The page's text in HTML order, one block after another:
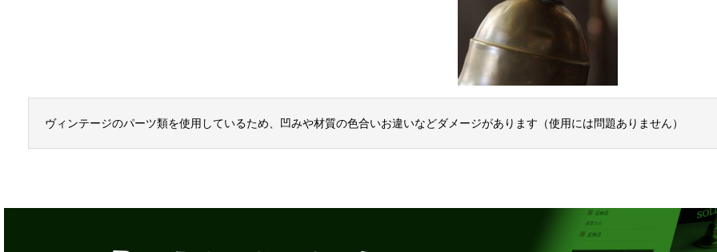
ヴィンテージのパーツ類を使用しているため、凹みや材質の色合いお違いなどダメージがあります（使用には問題ありません）